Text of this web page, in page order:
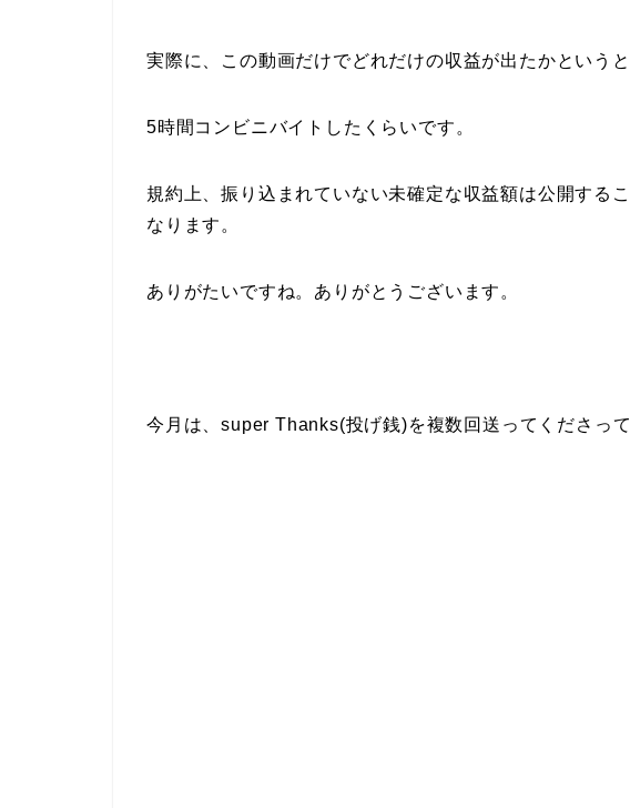
実際に、この動画だけでどれだけの収益が出たかというと
5時間コンビニバイトしたくらいです。
規約上、振り込まれていない未確定な収益額は公開する
なります。
ありがたいですね。ありがとうございます。
今月は、super Thanks(投げ銭)を複数回送ってくださっ